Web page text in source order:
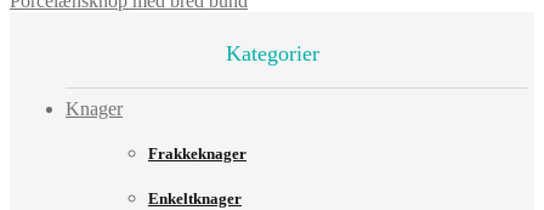
Kategorier
Knager
Frakkeknager
Enkeltknager